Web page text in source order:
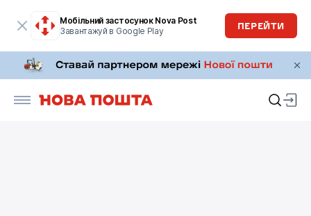
Мобільний застосунок Nova Post
Завантажуй в Google Play
ПЕРЕЙТИ